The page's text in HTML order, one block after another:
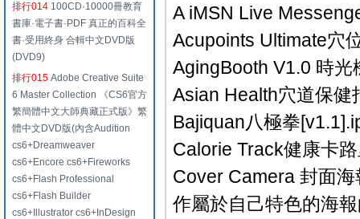
排行014 100CD·10000冊教育
書庫·電子書·PDF 真正的百科全
書·受用終身 合輯中文DVD版
(DVD9)
排行015 Adobe Creative Suite
6 Master Collection 《CS6官方
繁簡體中文大師典藏正式版》繁
體中文DVD版(內含Audition
cs6+Dreamweaver
cs6+Encore cs6+Fireworks
cs6+Flash Professional
cs6+Flash Builder
cs6+Illustrator cs6+InDesign
A iMSN Live
Acupoints Ultimate穴
AgingBooth V1.0 時光
Asian Health穴道保健
Bajiquan八極拳
Calorie Track健康卡
Cover Camera 封面
作屬於自己特色的海